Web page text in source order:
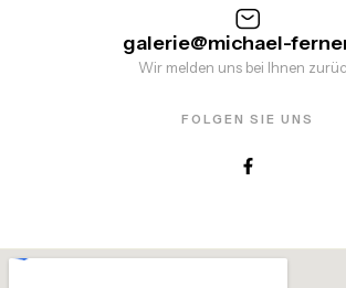
galerie@michael-
Wir melden uns bei Ihnen
FOLGEN SIE UNS